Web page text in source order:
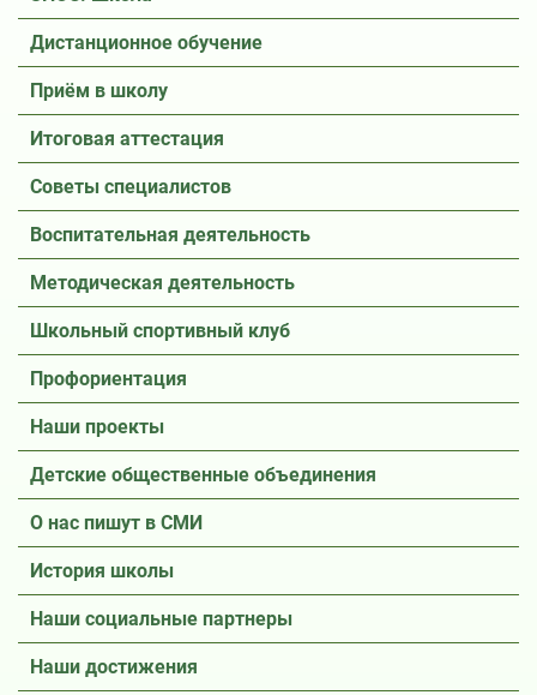
Дистанционное обучение
Приём в школу
Итоговая аттестация
Советы специалистов
Воспитательная деятельность
Методическая деятельность
Школьный спортивный клуб
Профориентация
Наши проекты
Детские общественные объединения
О нас пишут в СМИ
История школы
Наши социальные партнеры
Наши достижения